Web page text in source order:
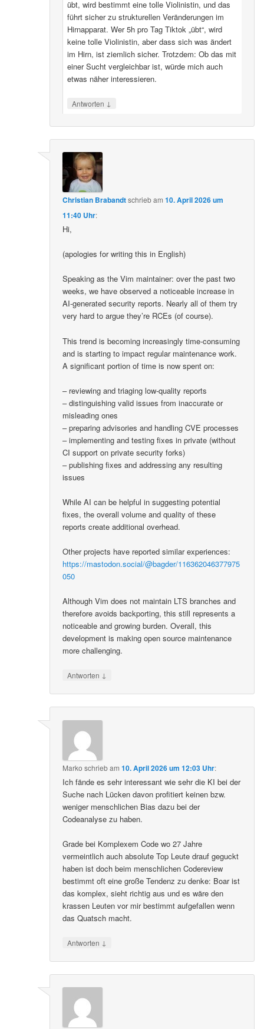
übt, wird bestimmt eine tolle Violinistin, und das
führt sicher zu strukturellen Veränderungen im
Hirnapparat. Wer 5h pro Tag Tiktok „übt“, wird
keine tolle Violinistin, aber dass sich was ändert
im Hirn, ist ziemlich sicher. Trotzdem: Ob das mit
einer Sucht vergleichbar ist, würde mich auch
etwas näher interessieren.
Antworten ↓
Christian Brabandtschriebam10. April 2026 um
11:40 Uhr:
Hi,
(apologies for writing this in English)
Speaking as the Vim maintainer: over the past two
weeks, we have observed a noticeable increase in
AI-generated security reports. Nearly all of them try
very hard to argue they’re RCEs (of course).
This trend is becoming increasingly time-consuming
and is starting to impact regular maintenance work.
A significant portion of time is now spent on:
– reviewing and triaging low-quality reports
– distinguishing valid issues from inaccurate or
misleading ones
– preparing advisories and handling CVE processes
– implementing and testing fixes in private (without
CI support on private security forks)
– publishing fixes and addressing any resulting
issues
While AI can be helpful in suggesting potential
fixes, the overall volume and quality of these
reports create additional overhead.
Other projects have reported similar experiences:
https://mastodon.social/@bagder/116362046377975
050
Although Vim does not maintain LTS branches and
therefore avoids backporting, this still represents a
noticeable and growing burden. Overall, this
development is making open source maintenance
more challenging.
Antworten ↓
Marko schriebam10. April 2026 um 12:03 Uhr:
Ich fände es sehr interessant wie sehr die KI bei der
Suche nach Lücken davon profitiert keinen bzw.
weniger menschlichen Bias dazu bei der
Codeanalyse zu haben.
Grade bei Komplexem Code wo 27 Jahre
vermeintlich auch absolute Top Leute drauf geguckt
haben ist doch beim menschlichen Codereview
bestimmt oft eine große Tendenz zu denke: Boar ist
das komplex, sieht richtig aus und es wäre den
krassen Leuten vor mir bestimmt aufgefallen wenn
das Quatsch macht.
Antworten ↓